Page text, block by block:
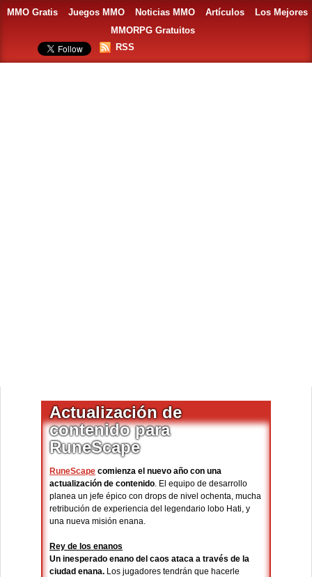
MMO Gratis Juegos MMO Noticias MMO Artículos
Los Mejores
MMORPG Gratuitos
RSS
Actualización de
contenido para
RuneScape
RuneScape comienza el nuevo año con una
actualización de contenido. El equipo de desarrollo
planea un jefe épico con drops de nivel ochenta, mucha
retribución de experiencia del legendario lobo Hati, y
una nueva misión enana.
Rey de los enanos
Un inesperado enano del caos ataca a través de la
ciudad enana. Los jugadores tendrán que hacerle